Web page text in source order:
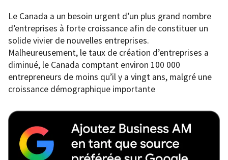
Le Canada a un besoin urgent d’un plus grand nombre
d’entreprises à forte croissance afin de constituer un
solide vivier de nouvelles entreprises.
Malheureusement, le taux de création d’entreprises a
diminué, le Canada comptant environ 100 000
entrepreneurs de moins qu’il y a vingt ans, malgré une
croissance démographique importante